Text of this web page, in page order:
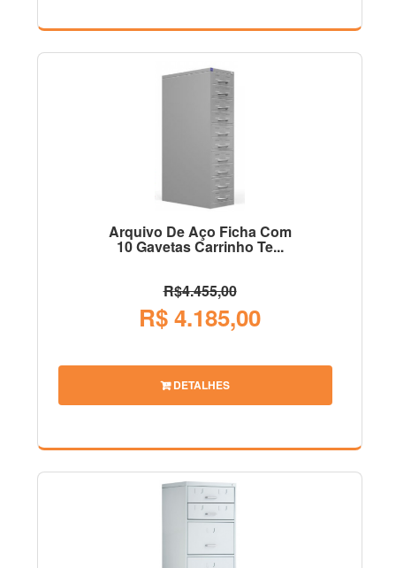
Arquivo De Aço Ficha Com
10 Gavetas Carrinho Te...
R$4.455,00
R$ 4.185,00
DETALHES